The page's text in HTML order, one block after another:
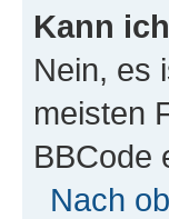
Kann
Nein, es
meisten
BBCode
Nach